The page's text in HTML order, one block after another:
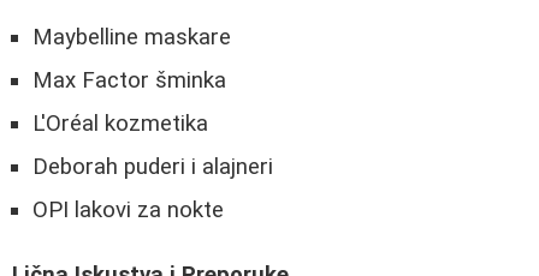
Maybelline maskare
Max Factor šminka
L'Oréal kozmetika
Deborah puderi i alajneri
OPI lakovi za nokte